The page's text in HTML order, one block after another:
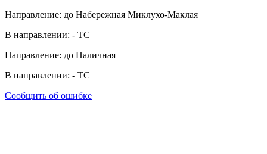
Направление: до Набережная Миклухо-Маклая
В направлении: - ТС
Направление: до Наличная
В направлении: - ТС
Сообщить об ошибке